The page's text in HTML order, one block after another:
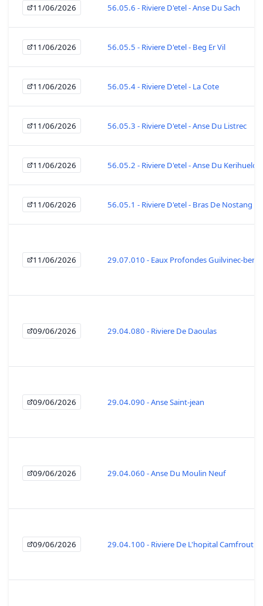
11/06/2026 56.05.6 - Riviere D'etel - Anse Du Sach
11/06/2026 56.05.5 - Riviere D'etel - Beg Er Vil
11/06/2026 56.05.4 - Riviere D'etel - La Cote
11/06/2026 56.05.3 - Riviere D'etel - Anse Du Listrec
11/06/2026 56.05.2 - Riviere D'etel - Anse Du Kerihuelo
11/06/2026 56.05.1 - Riviere D'etel - Bras De Nostang
11/06/2026 29.07.010 - Eaux Profondes Guilvinec-
09/06/2026 29.04.080 - Riviere De Daoulas
09/06/2026 29.04.090 - Anse Saint-jean
09/06/2026 29.04.060 - Anse Du Moulin Neuf
09/06/2026 29.04.100 - Riviere De L'hopital Camfrout